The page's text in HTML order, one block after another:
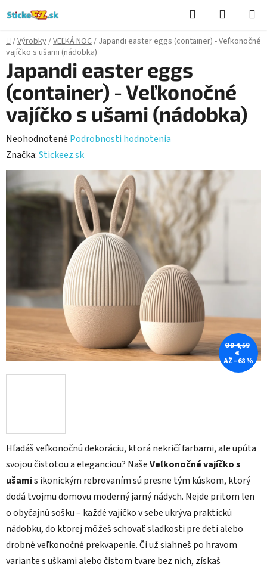
na
obsah
Hľadať
KOŠÍK
Domov
/Výrobky/VEĽKÁ NOC/ Japandi easter eggs (container) - Veľkonočné
vajíčko s ušami (nádobka)
Hľadáš veľkonočnú dekoráciu, ktorá nekričí farbami, ale upúta
svojou čistotou a eleganciou? NašeVeľkonočné vajíčko s
ušamis ikonickým rebrovaním sú presne tým kúskom, ktorý
dodá tvojmu domovu moderný jarný nádych. Nejde pritom len
o obyčajnú sošku – každé vajíčko v sebe ukrýva praktickú
nádobku, do ktorej môžeš schovať sladkosti pre deti alebo
drobné veľkonočné prekvapenie. Či už siahneš po hravom
variante s uškami alebo čistom tvare bez nich, získaš
Japandi easter eggs
(container) - Veľkonočné
vajíčko s ušami (nádobka)
Priemerné
hodnotenie
produktu
je
0,0
Neohodnotené Podrobnosti hodnotenia
Značka:Stickeez.sk
OD 4,59
€
AŽ –68 %